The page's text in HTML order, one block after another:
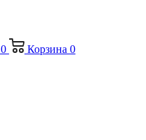
0 Корзина 0